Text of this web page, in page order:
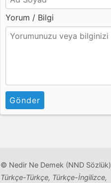
Yorum / Bilgi
Gönder
© Nedir Ne Demek (NND Sözlük)
Türkçe-Türkçe, Türkçe-İngilizce,